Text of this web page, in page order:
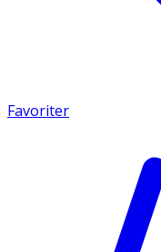
Favoriter